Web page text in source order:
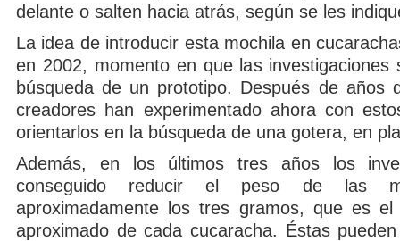
delante o salten hacia atrás, según se les
La idea de introducir esta mochila en
en 2002, momento en que las investigaciones
búsqueda de un prototipo. Después de años
creadores han experimentado ahora con
orientarlos en la búsqueda de una gotera, en
Además, en los últimos tres años los
conseguido reducir el peso de las
aproximadamente los tres gramos, que es
aproximado de cada cucaracha. Éstas